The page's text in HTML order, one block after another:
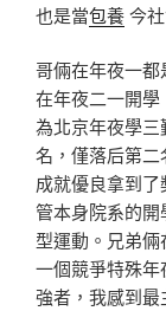
也是當包養今
哥倆在年夜一
在年夜二一開
為北京年夜學
名，僅落后第
成就優良拿到
管本身院系的
型運動。兄弟
一個競爭特殊年
強者，我感到